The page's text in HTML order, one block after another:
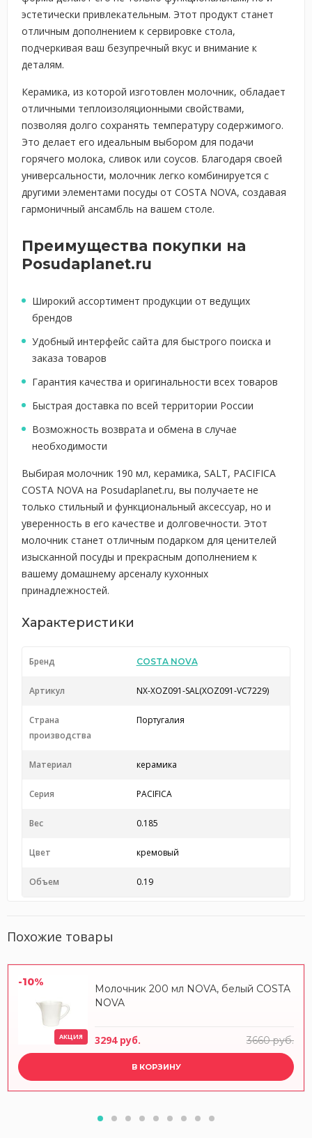
эстетически привлекательным. Этот продукт станет
отличным дополнением к сервировке стола,
подчеркивая ваш безупречный вкус и внимание к
деталям.
Керамика, из которой изготовлен молочник, обладает
отличными теплоизоляционными свойствами,
позволяя долго сохранять температуру содержимого.
Это делает его идеальным выбором для подачи
горячего молока, сливок или соусов. Благодаря своей
универсальности, молочник легко комбинируется с
другими элементами посуды от COSTA NOVA, создавая
гармоничный ансамбль на вашем столе.
Преимущества покупки на
Posudaplanet.ru
Широкий ассортимент продукции от ведущих
брендов
Удобный интерфейс сайта для быстрого поиска и
заказа товаров
Гарантия качества и оригинальности всех товаров
Быстрая доставка по всей территории России
Возможность возврата и обмена в случае
необходимости
Выбирая молочник 190 мл, керамика, SALT, PACIFICA
COSTA NOVA на Posudaplanet.ru, вы получаете не
только стильный и функциональный аксессуар, но и
уверенность в его качестве и долговечности. Этот
молочник станет отличным подарком для ценителей
изысканной посуды и прекрасным дополнением к
вашему домашнему арсеналу кухонных
принадлежностей.
Характеристики
Бренд COSTA NOVA
Артикул NX-XOZ091-SAL(XOZ091-VC7229)
Страна
производства
Португалия
Материал керамика
Серия PACIFICA
Вес 0.185
Цвет кремовый
Объем 0.19
Похожие товары
-10%
АКЦИЯ
Молочник 200 мл NOVA, белый COSTA
NOVA
3294 руб. 3660 руб.
В КОРЗИНУ